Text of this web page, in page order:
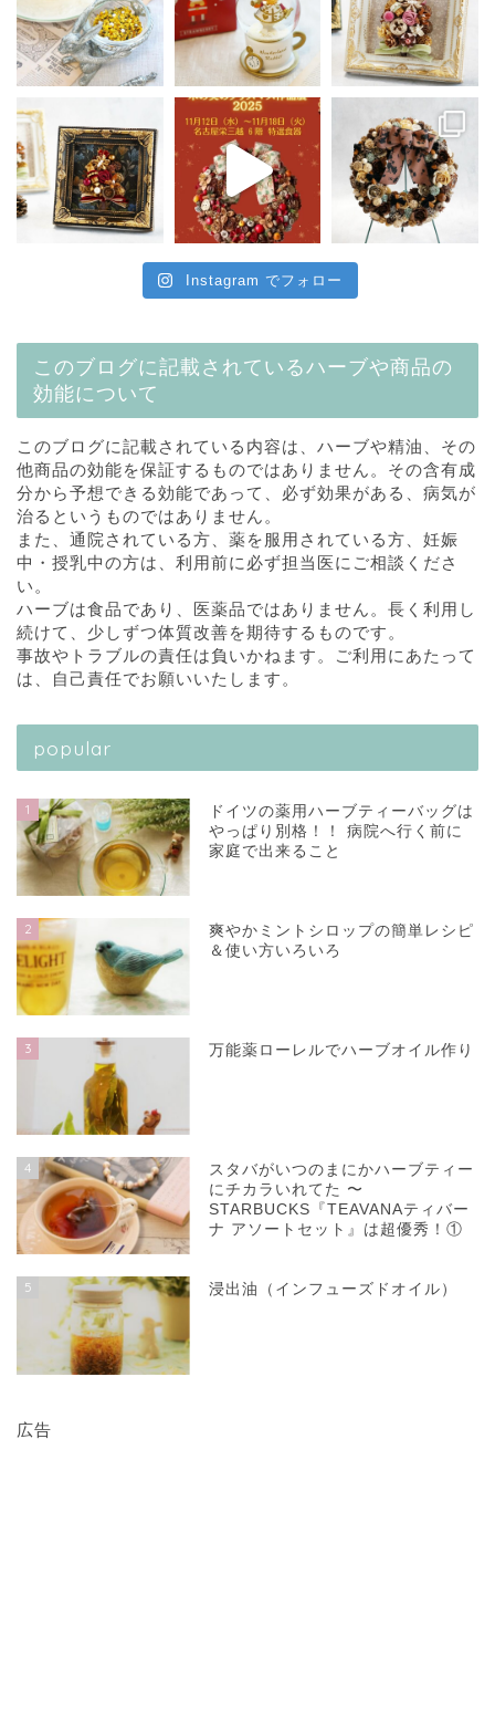
Instagram でフォロー
このブログに記載されているハーブや商品の
効能について
このブログに記載されている内容は、ハーブや精油、その
他商品の効能を保証するものではありません。その含有成
分から予想できる効能であって、必ず効果がある、病気が
治るというものではありません。
また、通院されている方、薬を服用されている方、妊娠
中・授乳中の方は、利用前に必ず担当医にご相談くださ
い。
ハーブは食品であり、医薬品ではありません。長く利用し
続けて、少しずつ体質改善を期待するものです。
事故やトラブルの責任は負いかねます。ご利用にあたって
は、自己責任でお願いいたします。
popular
1
ドイツの薬用ハーブティーバッグは
やっぱり別格！！ 病院へ行く前に
家庭で出来ること
2
爽やかミントシロップの簡単レシピ
＆使い方いろいろ
3 万能薬ローレルでハーブオイル作り
4
スタバがいつのまにかハーブティー
にチカラいれてた 〜
STARBUCKS『TEAVANAティバー
ナ アソートセット』は超優秀！①
5 浸出油（インフューズドオイル）
広告